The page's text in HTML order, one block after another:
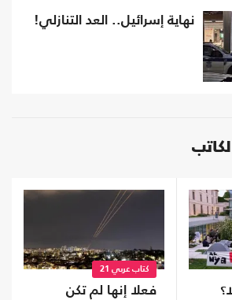
نهاية إسرائيل.. العد التنازلي!
كتاب عربي 21
فعلا إنها لم تكن